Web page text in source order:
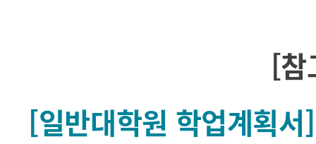
[
[일반대학원 학업계획